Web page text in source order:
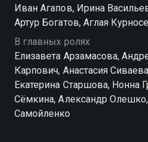
Иван Агапов, Ирина
Артур Богатов, Аглая
В главных ролях
Елизавета Арзамасова,
Карпович, Анастасия
Екатерина Старшова, Нонна
Сёмкина, Александр
Самойленко